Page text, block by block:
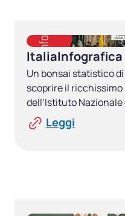
ItaliaInfografica
Un bonsai statistico
scoprire il
dell’Istituto
Leggi